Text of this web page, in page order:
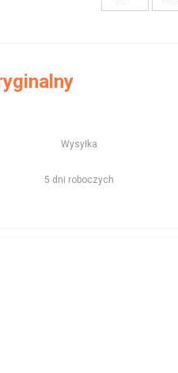
Wysyłka
5 dni roboczych